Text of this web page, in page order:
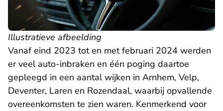
Illustratieve afbeelding
Vanaf eind 2023 tot en met februari 2024 werden
er veel auto-inbraken en één poging daartoe
gepleegd in een aantal wijken in Arnhem, Velp,
Deventer, Laren en Rozendaal, waarbij opvallende
overeenkomsten te zien waren. Kenmerkend voor